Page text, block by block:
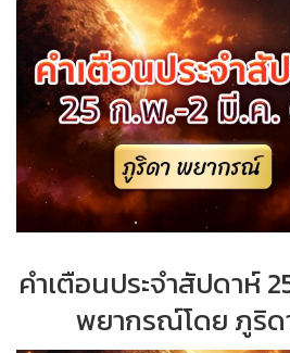
คำเตือนประจำสัปดาห์
พยากรณ์โดย ภูริ